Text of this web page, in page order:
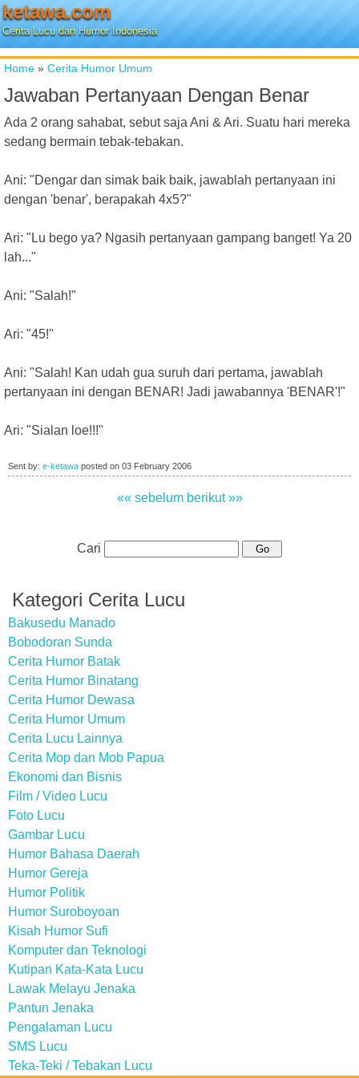
ketawa.com
Cerita Lucu dan Humor Indonesia
Home » Cerita Humor Umum
Jawaban Pertanyaan Dengan Benar
Ada 2 orang sahabat, sebut saja Ani & Ari. Suatu hari mereka
sedang bermain tebak-tebakan.
Ani: "Dengar dan simak baik baik, jawablah pertanyaan ini
dengan 'benar', berapakah 4x5?"
Ari: "Lu bego ya? Ngasih pertanyaan gampang banget! Ya 20
lah..."
Ani: "Salah!"
Ari: "45!"
Ani: "Salah! Kan udah gua suruh dari pertama, jawablah
pertanyaan ini dengan BENAR! Jadi jawabannya 'BENAR'!"
Ari: "Sialan loe!!!"
Sent by: e-ketawa posted on 03 February 2006
«« sebelum berikut »»
Cari
Kategori Cerita Lucu
Bakusedu Manado
Bobodoran Sunda
Cerita Humor Batak
Cerita Humor Binatang
Cerita Humor Dewasa
Cerita Humor Umum
Cerita Lucu Lainnya
Cerita Mop dan Mob Papua
Ekonomi dan Bisnis
Film / Video Lucu
Foto Lucu
Gambar Lucu
Humor Bahasa Daerah
Humor Gereja
Humor Politik
Humor Suroboyoan
Kisah Humor Sufi
Komputer dan Teknologi
Kutipan Kata-Kata Lucu
Lawak Melayu Jenaka
Pantun Jenaka
Pengalaman Lucu
SMS Lucu
Teka-Teki / Tebakan Lucu